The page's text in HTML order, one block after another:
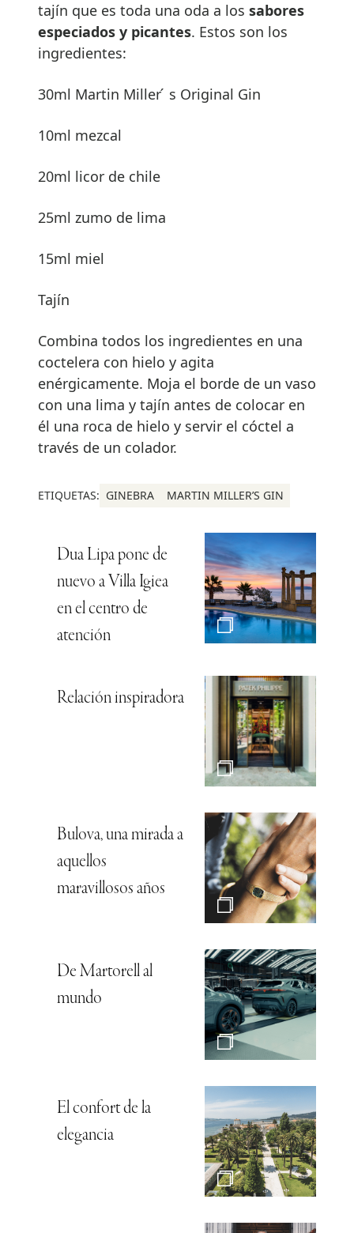
tajín que es toda una oda a los sabores
especiados y picantes. Estos son los
ingredientes:
30ml Martin Miller ́ s Original Gin
10ml mezcal
20ml licor de chile
25ml zumo de lima
15ml miel
Tajín
Combina todos los ingredientes en una
coctelera con hielo y agita
enérgicamente. Moja el borde de un vaso
con una lima y tajín antes de colocar en
él una roca de hielo y servir el cóctel a
través de un colador.
ETIQUETAS: GINEBRA MARTIN MILLER’S GIN
Dua Lipa pone de
nuevo a Villa Igiea
en el centro de
atención
Relación inspiradora
Bulova, una mirada a
aquellos
maravillosos años
De Martorell al
mundo
El confort de la
elegancia